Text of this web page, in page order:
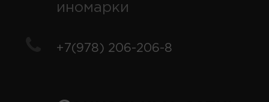
иномарки
+7(978) 206-206-8